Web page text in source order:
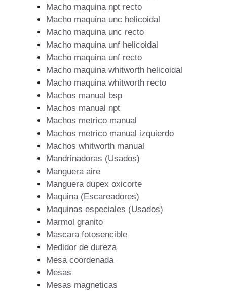
Macho maquina npt recto
Macho maquina unc helicoidal
Macho maquina unc recto
Macho maquina unf helicoidal
Macho maquina unf recto
Macho maquina whitworth helicoidal
Macho maquina whitworth recto
Machos manual bsp
Machos manual npt
Machos metrico manual
Machos metrico manual izquierdo
Machos whitworth manual
Mandrinadoras (Usados)
Manguera aire
Manguera dupex oxicorte
Maquina (Escareadores)
Maquinas especiales (Usados)
Marmol granito
Mascara fotosencible
Medidor de dureza
Mesa coordenada
Mesas
Mesas magneticas